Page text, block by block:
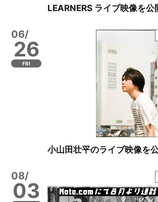
LEARNERS ライブ映像を公
06/
26
FRI
小山田壮平のライブ映像を
08/
03